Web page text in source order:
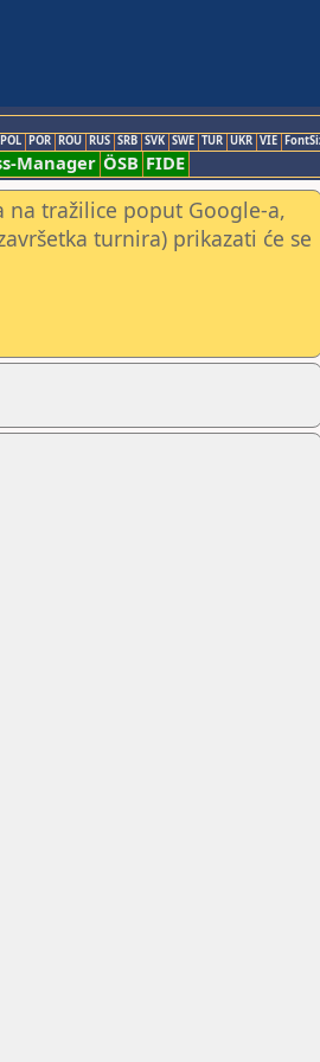
POL POR ROU RUS SRB SVK SWE TUR UKR VIE
Manager ÖSB FIDE
na tražilice poput Google-a,
turnira) prikazati će se